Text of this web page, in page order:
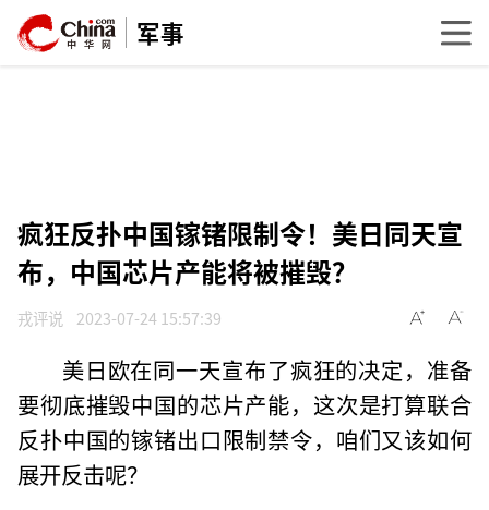
军事
疯狂反扑中国镓锗限制令！美日同天宣
布，中国芯片产能将被摧毁？
戎评说 2023-07-24 15:57:39
美日欧在同一天宣布了疯狂的决定，准备
要彻底摧毁中国的芯片产能，这次是打算联合
反扑中国的镓锗出口限制禁令，咱们又该如何
展开反击呢？